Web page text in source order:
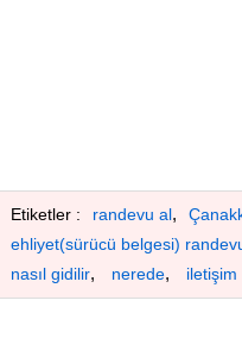
Etiketler : randevu al,
ehliyet(sürücü belgesi)
nasıl gidilir, nerede, iletişim